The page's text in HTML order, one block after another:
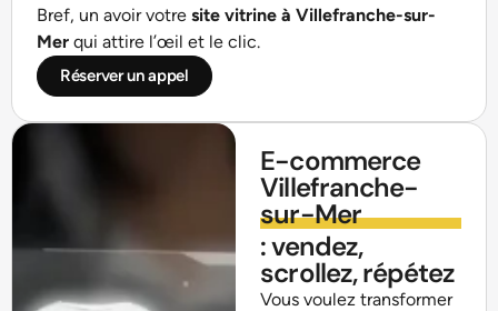
Bref, un avoir votre site vitrine à Villefranche-sur-
Mer qui attire l’œil et le clic.
Réserver un appel
E-commerce
Villefranche-
sur-Mer
: vendez,
scrollez, répétez
Vous voulez transformer